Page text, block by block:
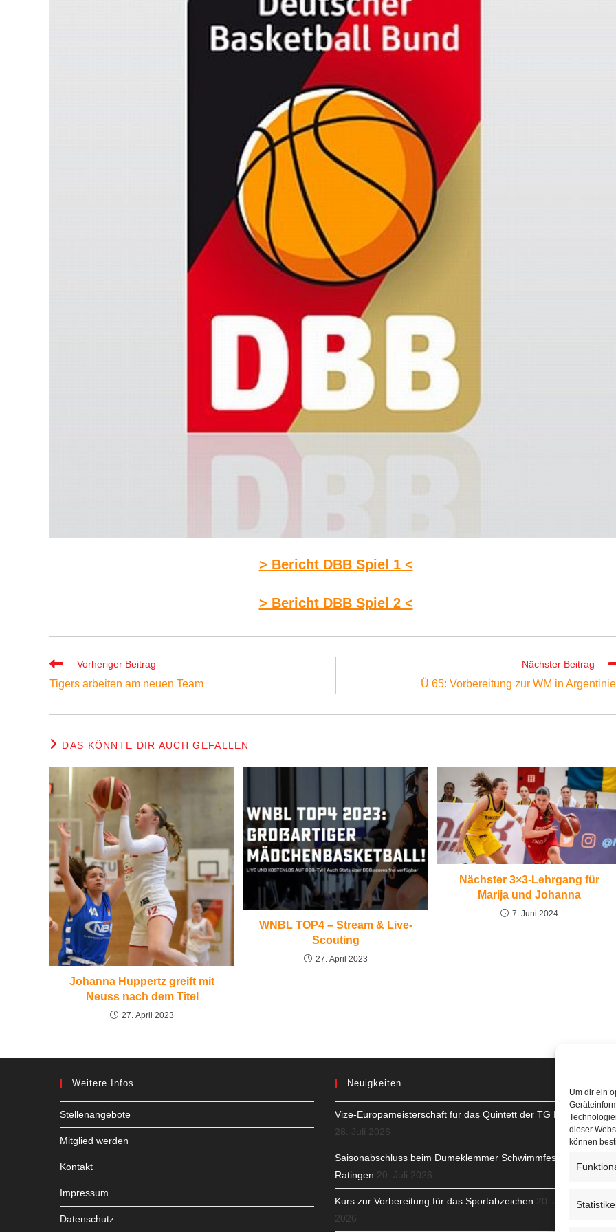
Um dir ein
dieser
können
> Bericht DBB Spiel 1 <
> Bericht DBB Spiel 2 <
Weitere
ansehen
Vorheriger Beitrag
Tigers arbeiten am neuen Team
Nächster Beitrag
Ü 65: Vorbereitung zur WM in
DAS KÖNNTE DIR AUCH GEFALLEN
Johanna Huppertz greift mit
Neuss nach dem Titel
27. April 2023
WNBL TOP4 – Stream & Live-
Scouting
27. April 2023
Nächster 3×3-Lehrgang für
Marija und Johanna
7. Juni 2024
Weitere Infos
Stellenangebote
Mitglied werden
Kontakt
Impressum
Datenschutz
Neuigkeiten
Vize-Europameisterschaft für das Quintett der TG Neuss
28. Juli 2026
Saisonabschluss beim Dumeklemmer Schwimmfest in
Ratingen 20. Juli 2026
Kurs zur Vorbereitung für das Sportabzeichen 20. Juli
2026